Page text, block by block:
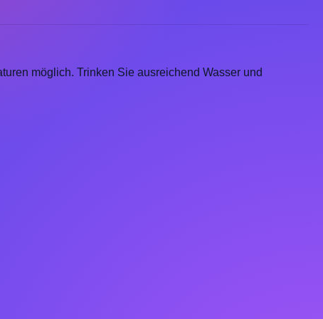
möglich. Trinken Sie ausreichend Wasser und